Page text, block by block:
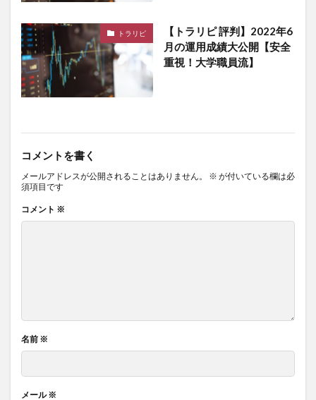
トラリピ
【トラリピ 評判】2022年6
月の運用成績大公開【安全
重視！大学職員流】
コメントを書く
メールアドレスが公開されることはありません。 ※ が付いている欄は必
須項目です
コメント ※
名前 ※
メール※